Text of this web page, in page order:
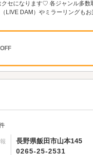
セになります♡ 各ジャンル多
LIVE DAM）やミラーリングも
長野県飯田市山本145
0265-25-2531